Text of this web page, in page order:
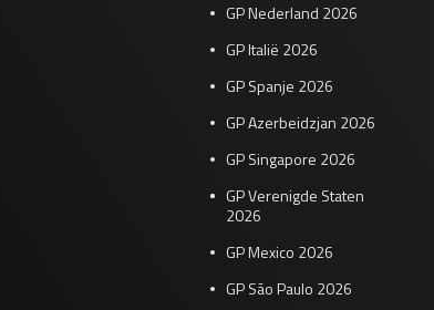
GP Nederland 2026
GP Italië 2026
GP Spanje 2026
GP Azerbeidzjan 2026
GP Singapore 2026
GP Verenigde Staten
2026
GP Mexico 2026
GP São Paulo 2026